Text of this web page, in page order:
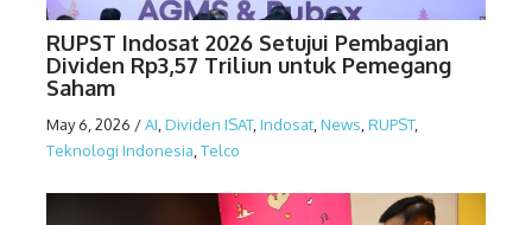
RUPST Indosat 2026 Setujui Pembagian
Dividen Rp3,57 Triliun untuk Pemegang
Saham
May 6, 2026 /AI Dividen ISAT, Indosat News RUPST,
Teknologi Indonesia Telco